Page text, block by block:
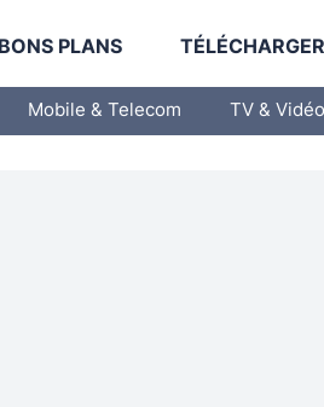
BONS PLANS
Mobile & Telecom TV & Vidéo